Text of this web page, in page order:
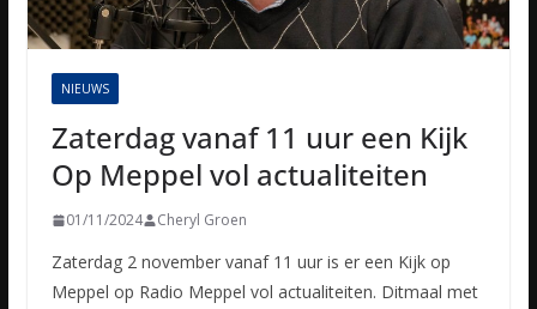
NIEUWS
Zaterdag vanaf 11 uur een Kijk
Op Meppel vol actualiteiten
01/11/2024 Cheryl Groen
Zaterdag 2 november vanaf 11 uur is er een Kijk op
Meppel op Radio Meppel vol actualiteiten. Ditmaal met